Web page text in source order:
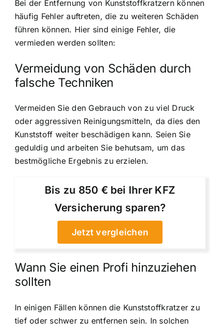
Bei der Entfernung von Kunststoffkratzern können
häufig Fehler auftreten, die zu weiteren Schäden
führen können. Hier sind einige Fehler, die
vermieden werden sollten:
Vermeidung von Schäden durch
falsche Techniken
Vermeiden Sie den Gebrauch von zu viel Druck
oder aggressiven Reinigungsmitteln, da dies den
Kunststoff weiter beschädigen kann. Seien Sie
geduldig und arbeiten Sie behutsam, um das
bestmögliche Ergebnis zu erzielen.
Bis zu 850 € bei Ihrer KFZ
Versicherung sparen?
Jetzt vergleichen
Wann Sie einen Profi hinzuziehen
sollten
In einigen Fällen können die Kunststoffkratzer zu
tief oder schwer zu entfernen sein. In solchen